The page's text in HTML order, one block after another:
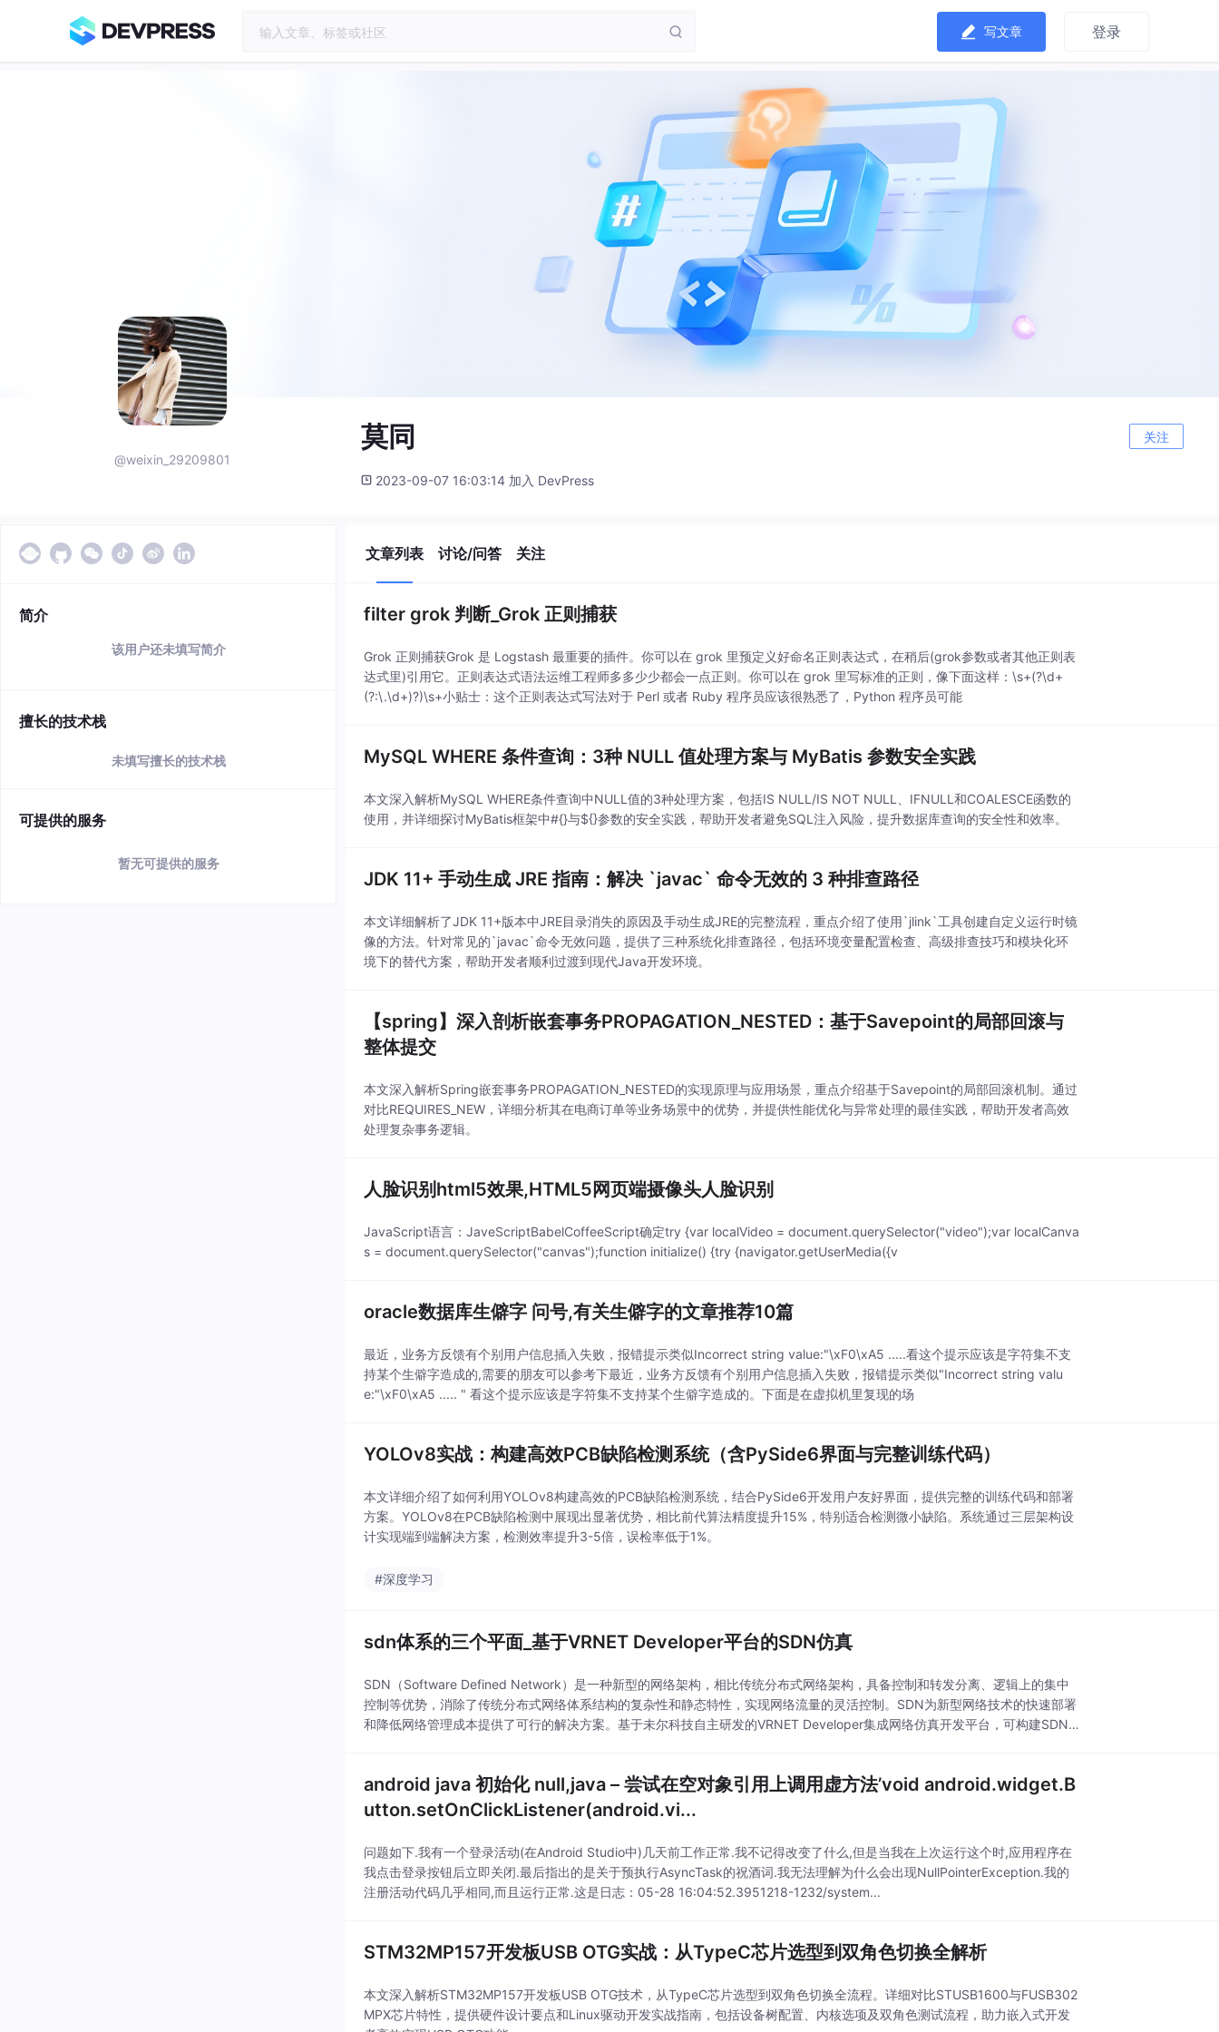
写文章 登录
@weixin_29209801
莫同 关注
2023-09-07 16:03:14 加入 DevPress
简介
该用户还未填写简介
擅长的技术栈
未填写擅长的技术栈
可提供的服务
暂无可提供的服务
文章列表 讨论/问答 关注
filter grok 判断_Grok 正则捕获
Grok 正则捕获Grok 是 Logstash 最重要的插件。你可以在 grok 里预定义好命名正则表达式，在稍后(grok参数或者其他正则表
达式里)引用它。正则表达式语法运维工程师多多少少都会一点正则。你可以在 grok 里写标准的正则，像下面这样：\s+(?\d+
(?:\.\d+)?)\s+小贴士：这个正则表达式写法对于 Perl 或者 Ruby 程序员应该很熟悉了，Python 程序员可能
MySQL WHERE 条件查询：3种 NULL 值处理方案与 MyBatis 参数安全实践
本文深入解析MySQL WHERE条件查询中NULL值的3种处理方案，包括IS NULL/IS NOT NULL、IFNULL和COALESCE函数的
使用，并详细探讨MyBatis框架中#{}与${}参数的安全实践，帮助开发者避免SQL注入风险，提升数据库查询的安全性和效率。
JDK 11+ 手动生成 JRE 指南：解决 `javac` 命令无效的 3 种排查路径
本文详细解析了JDK 11+版本中JRE目录消失的原因及手动生成JRE的完整流程，重点介绍了使用`jlink`工具创建自定义运行时镜
像的方法。针对常见的`javac`命令无效问题，提供了三种系统化排查路径，包括环境变量配置检查、高级排查技巧和模块化环
境下的替代方案，帮助开发者顺利过渡到现代Java开发环境。
【spring】深入剖析嵌套事务PROPAGATION_NESTED：基于Savepoint的局部回滚与
整体提交
本文深入解析Spring嵌套事务PROPAGATION_NESTED的实现原理与应用场景，重点介绍基于Savepoint的局部回滚机制。通过
对比REQUIRES_NEW，详细分析其在电商订单等业务场景中的优势，并提供性能优化与异常处理的最佳实践，帮助开发者高效
处理复杂事务逻辑。
人脸识别html5效果,HTML5网页端摄像头人脸识别
JavaScript语言：JaveScriptBabelCoffeeScript确定try {var localVideo = document.querySelector("video");var localCanva
s = document.querySelector("canvas");function initialize() {try {navigator.getUserMedia({v
oracle数据库生僻字 问号,有关生僻字的文章推荐10篇
最近，业务方反馈有个别用户信息插入失败，报错提示类似Incorrect string value:"\xF0\xA5 .....看这个提示应该是字符集不支
持某个生僻字造成的,需要的朋友可以参考下最近，业务方反馈有个别用户信息插入失败，报错提示类似"Incorrect string valu
e:"\xF0\xA5 ..... " 看这个提示应该是字符集不支持某个生僻字造成的。下面是在虚拟机里复现的场
YOLOv8实战：构建高效PCB缺陷检测系统（含PySide6界面与完整训练代码）
本文详细介绍了如何利用YOLOv8构建高效的PCB缺陷检测系统，结合PySide6开发用户友好界面，提供完整的训练代码和部署
方案。YOLOv8在PCB缺陷检测中展现出显著优势，相比前代算法精度提升15%，特别适合检测微小缺陷。系统通过三层架构设
计实现端到端解决方案，检测效率提升3-5倍，误检率低于1%。
#深度学习
sdn体系的三个平面_基于VRNET Developer平台的SDN仿真
SDN（Software Defined Network）是一种新型的网络架构，相比传统分布式网络架构，具备控制和转发分离、逻辑上的集中
控制等优势，消除了传统分布式网络体系结构的复杂性和静态特性，实现网络流量的灵活控制。SDN为新型网络技术的快速部署
和降低网络管理成本提供了可行的解决方案。基于未尔科技自主研发的VRNET Developer集成网络仿真开发平台，可构建SDN
android java 初始化 null,java – 尝试在空对象引用上调用虚方法’void android.widget.B
utton.setOnClickListener(android.vi...
问题如下.我有一个登录活动(在Android Studio中)几天前工作正常.我不记得改变了什么,但是当我在上次运行这个时,应用程序在
我点击登录按钮后立即关闭.最后指出的是关于预执行AsyncTask的祝酒词.我无法理解为什么会出现NullPointerException.我的
注册活动代码几乎相同,而且运行正常.这是日志：05-28 16:04:52.3951218-1232/system...
STM32MP157开发板USB OTG实战：从TypeC芯片选型到双角色切换全解析
本文深入解析STM32MP157开发板USB OTG技术，从TypeC芯片选型到双角色切换全流程。详细对比STUSB1600与FUSB302
MPX芯片特性，提供硬件设计要点和Linux驱动开发实战指南，包括设备树配置、内核选项及双角色测试流程，助力嵌入式开发